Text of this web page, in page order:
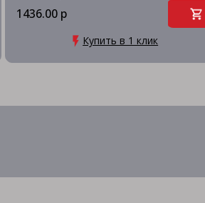
1436.00 р
Купить в 1 клик